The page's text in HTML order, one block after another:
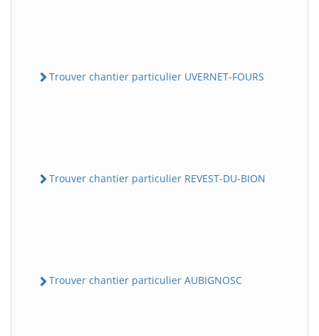
Trouver chantier particulier UVERNET-FOURS
Trouver chantier particulier REVEST-DU-BION
Trouver chantier particulier AUBIGNOSC